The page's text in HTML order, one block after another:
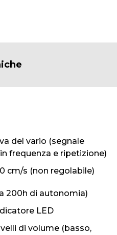
del vario (segnale
frequenza e ripetizione)
cm/s (non regolabile)
200h di autonomia)
LED
di volume (basso,